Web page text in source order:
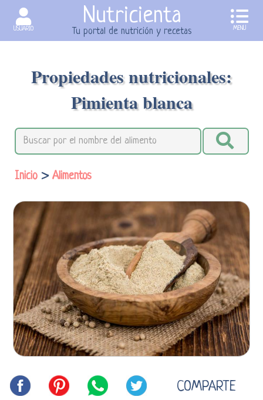
USUARIO
Nutricienta
Tu portal de nutrición y recetas MENU
Propiedades nutricionales:
Pimienta blanca
Inicio > Alimentos
COMPARTE